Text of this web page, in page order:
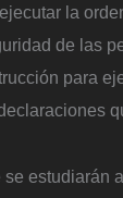
la
de las
para
estudiarán